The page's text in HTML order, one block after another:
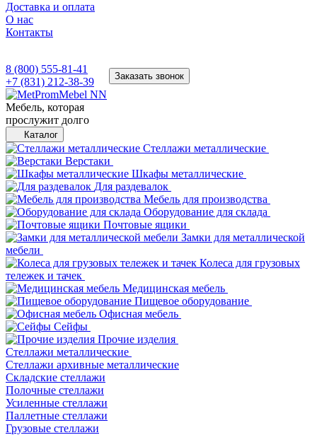
Доставка и оплата
О нас
Контакты
8 (800) 555-81-41
+7 (831) 212-38-39
Заказать звонок
Мебель, которая
прослужит долго
Каталог
Стеллажи металлические
Верстаки
Шкафы металлические
Для раздевалок
Мебель для производства
Оборудование для склада
Почтовые ящики
Замки для металлической
мебели
Колеса для грузовых
тележек и тачек
Медицинская мебель
Пищевое оборудование
Офисная мебель
Сейфы
Прочие изделия
Стеллажи металлические
Cтеллажи архивные металлические
Складские стеллажи
Полочные стеллажи
Усиленные стеллажи
Паллетные стеллажи
Грузовые стеллажи